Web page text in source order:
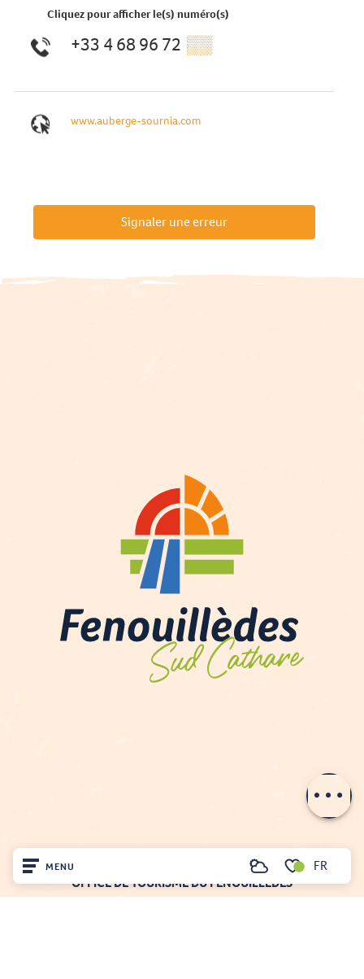
MENU
Voir les favoris
RechercheFR
Cliquez pour afficher le(s) numéro(s)
+33 4 68 96 72 ▒▒
www.auberge-sournia.com
Signaler une erreur
OFFICE DE TOURISME DU FENOUILLÈDES
21, avenue Georges Pézières